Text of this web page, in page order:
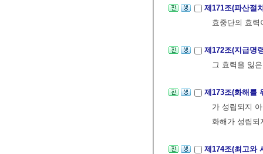
제171조(파산절
효중단의 효력
제172조(지급명
그 효력을 잃
제173조(화해를
가 성립되지
화해가 성립되
제174조(최고와